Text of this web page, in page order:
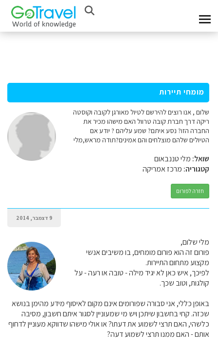
מומחי תיירות
שלום , אנו רוצים להירשם לטיול מאורגן לקובה וקוסטה
ריקה דרך חברת קובה טרוול האם מישהו מכיר את
החברה הזו? נסע איתם? שמע עליהם ? יודע אם
הטיולים שלהם מוצלחים והם אמינים?תודה מראש,מלי
שואל: מלי טננבאום
קטגוריה: מרכז אמריקה
חזרה לפורום
9 דצמבר, 2014
מלי שלום,
פורום זה הוא פורום מומחים, בו משיבים אנשי
מקצוע מתחום התיירות.
לפיכך, איש כאן לא יגיד מילה - טובה או רעה - על
קולגות, וטוב שכך.
באופן כללי, אני סבורה שפורומים אינם מקום לאיסוף מידע מהימן בנושא
שכזה. קחי בחשבון שיתכן ויש מי שמעוניין לסגור איתם חשבון, מסיבה
כלשהי, האם תרצי לשמוע את דעתו? או אולי מישהו שדווקא מעוניין לדחוף
אותם - האם ממנו תרצי לשמוע דעה?